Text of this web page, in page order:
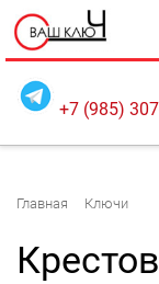
+7 (985)
Главная Ключи